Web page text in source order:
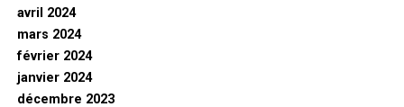
avril 2024
mars 2024
février 2024
janvier 2024
décembre 2023